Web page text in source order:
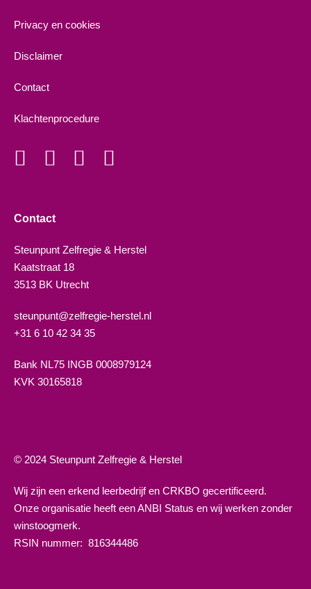
Privacy en cookies
Disclaimer
Contact
Klachtenprocedure
Contact
Steunpunt Zelfregie & Herstel
Kaatstraat 18
3513 BK Utrecht
steunpunt@zelfregie-herstel.nl
+31 6 10 42 34 35
Bank NL75 INGB 0008979124
KVK 30165818
© 2024 Steunpunt Zelfregie & Herstel
Wij zijn een erkend leerbedrijf en CRKBO gecertificeerd.
Onze organisatie heeft een ANBI Status en wij werken zonder
winstoogmerk.
RSIN nummer: 816344486